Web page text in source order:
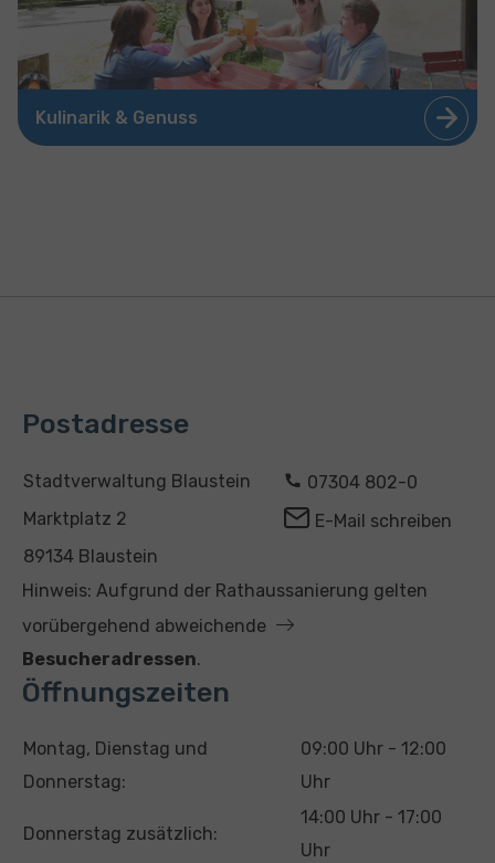
Kulinarik & Genuss
Postadresse
A
d
r
e
K
o
n
t
Stadtverwaltung Blaustein
07304 802-0
Marktplatz 2
E-Mail schreiben
89134 Blaustein
Hinweis: Aufgrund der Rathaussanierung gelten
vorübergehend abweichende
Besucheradressen.
Öffnungszeiten
T
a
U
h
z
Montag, Dienstag und
Donnerstag:
09:00 Uhr - 12:00
Uhr
Donnerstag zusätzlich:
14:00 Uhr - 17:00
Uhr